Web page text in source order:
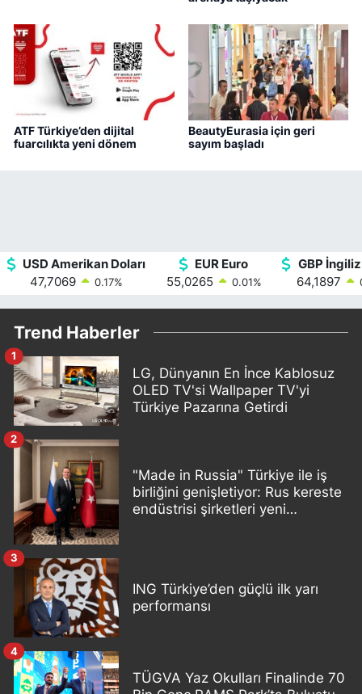
ATF Türkiye’den dijital
fuarcılıkta yeni dönem
BeautyEurasia için geri
sayım başladı
USD Amerikan Doları
47,7069
0.17%
EUR Euro
55,0265
0.01%
GBP
64,1897
Trend Haberler
LG, Dünyanın En İnce Kablosuz
OLED TV'si Wallpaper TV'yi
Türkiye Pazarına Getirdi
1
"Made in Russia" Türkiye ile iş
birliğini genişletiyor: Rus kereste
endüstrisi şirketleri yeni
2
ING Türkiye’den güçlü ilk yarı
performansı
3
TÜGVA Yaz Okulları Finalinde 70
4